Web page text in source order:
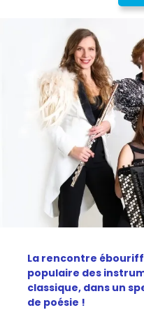
La rencontre
populaire des
classique, dans un
de poésie !